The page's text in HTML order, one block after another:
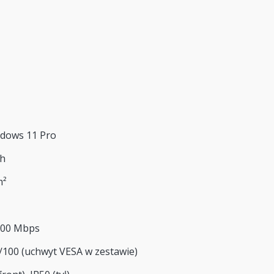
11 Pro
Mbps
(uchwyt VESA w zestawie)